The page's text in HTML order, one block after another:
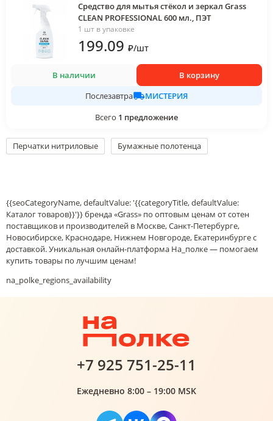
Средство для мытья стёкол и зеркал Grass
CLEAN PROFESSIONAL 600 мл., ПЭТ
1 шт в упаковке
199.09 ₽/шт
В наличии
В корзину
Послезавтра
МИСТЕРИЯ
Всего 1 предложение
Перчатки нитриловые Бумажные полотенца
{{seoCategoryName, defaultValue: '{{categoryTitle, defaultValue:
Каталог товаров}}'}} бренда «Grass» по оптовым ценам от сотен
поставщиков и производителей в Москве, Санкт-Петербурге,
Новосибирске, Краснодаре, Нижнем Новгороде, Екатеринбурге с
доставкой. Уникальная онлайн-платформа На_полке — помогаем
купить товары по лучшим ценам!
na_polke_regions_availability
+7 925 751-25-11
Ежедневно 8:00 – 19:00 MSK